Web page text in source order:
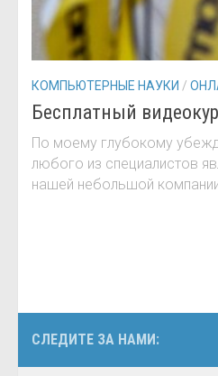
КОМПЬЮТЕРНЫЕ НАУКИ /
Бесплатный
По моему глубокому
любого из специалистов
нашей небольшой
СЛЕДИТЕ ЗА НАМИ: